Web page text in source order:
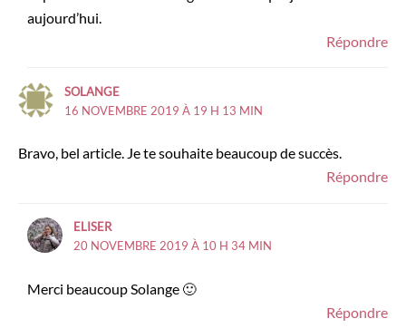
aujourd’hui.
Répondre
SOLANGE
16 NOVEMBRE 2019 À 19 H 13 MIN
Bravo, bel article. Je te souhaite beaucoup de succès.
Répondre
ELISER
20 NOVEMBRE 2019 À 10 H 34 MIN
Merci beaucoup Solange 🙂
Répondre